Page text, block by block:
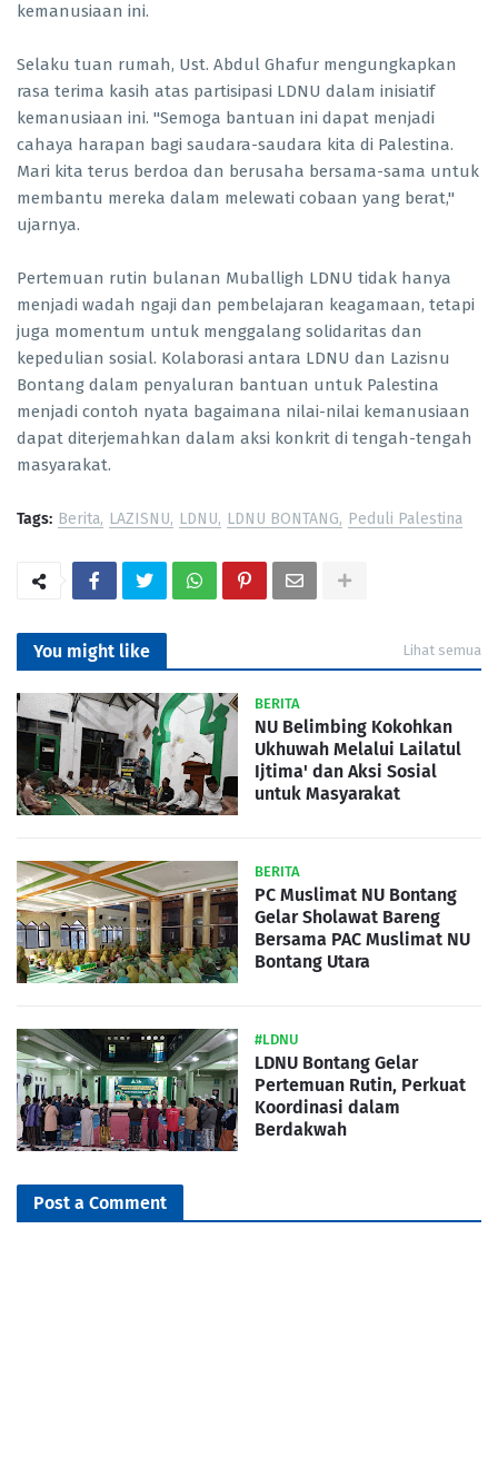
kemanusiaan ini.
Selaku tuan rumah, Ust. Abdul Ghafur mengungkapkan
rasa terima kasih atas partisipasi LDNU dalam inisiatif
kemanusiaan ini. "Semoga bantuan ini dapat menjadi
cahaya harapan bagi saudara-saudara kita di Palestina.
Mari kita terus berdoa dan berusaha bersama-sama untuk
membantu mereka dalam melewati cobaan yang berat,"
ujarnya.
Pertemuan rutin bulanan Muballigh LDNU tidak hanya
menjadi wadah ngaji dan pembelajaran keagamaan, tetapi
juga momentum untuk menggalang solidaritas dan
kepedulian sosial. Kolaborasi antara LDNU dan Lazisnu
Bontang dalam penyaluran bantuan untuk Palestina
menjadi contoh nyata bagaimana nilai-nilai kemanusiaan
dapat diterjemahkan dalam aksi konkrit di tengah-tengah
masyarakat.
Tags: Berita LAZISNU LDNU LDNU BONTANG Peduli Palestina
You might like Lihat semua
BERITA
NU Belimbing Kokohkan
Ukhuwah Melalui Lailatul
Ijtima' dan Aksi Sosial
untuk Masyarakat
BERITA
PC Muslimat NU Bontang
Gelar Sholawat Bareng
Bersama PAC Muslimat NU
Bontang Utara
#LDNU
LDNU Bontang Gelar
Pertemuan Rutin, Perkuat
Koordinasi dalam
Berdakwah
Post a Comment